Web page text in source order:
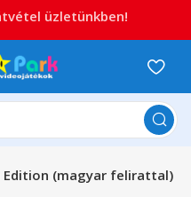
Edition (magyar felirattal)
üzletünkben!